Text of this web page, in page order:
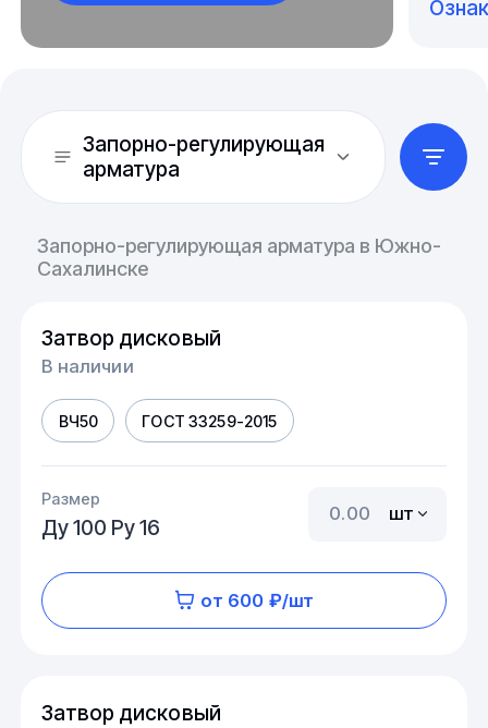
Запорно-регулирующая
арматура
Запорно-регулирующая арматура в Южно-
Сахалинске
Затвор дисковый
В наличии
ВЧ50 ГОСТ 33259-2015
Размер
Ду 100 Ру 16
шт
от 600 ₽/шт
Затвор дисковый